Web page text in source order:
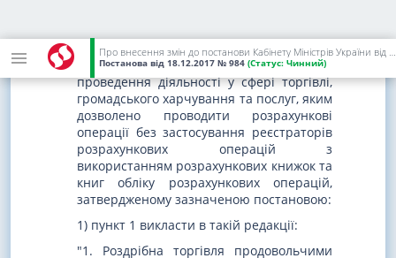
Про внесення змін до постанови Кабінету Міністрів України від 23 серпня 2000 р. N 1336
Постанова від 18.12.2017 № 984 (Статус: Чинний)
підакцизними товарами.".
2. У переліку окремих форм та умов
проведення діяльності у сфері торгівлі,
громадського харчування та послуг, яким
дозволено проводити розрахункові
операції без застосування реєстраторів
розрахункових операцій з
використанням розрахункових книжок та
книг обліку розрахункових операцій,
затвердженому зазначеною постановою:
1) пункт 1 викласти в такій редакції:
"1. Роздрібна торгівля продовольчими